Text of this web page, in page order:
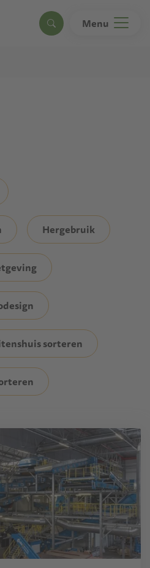
Search Menu
Hergebruik
sorteren